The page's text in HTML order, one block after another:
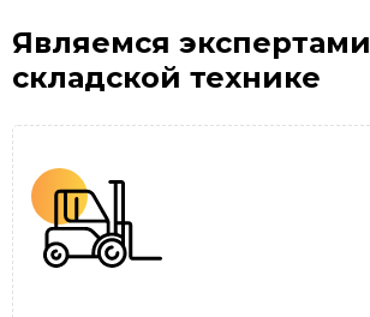
Являемся экспертами
складской технике